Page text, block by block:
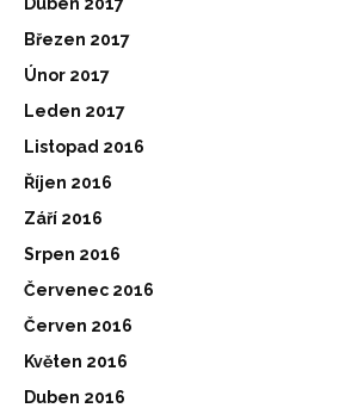
Březen 2017
Únor 2017
Leden 2017
Listopad 2016
Říjen 2016
Září 2016
Srpen 2016
Červenec 2016
Červen 2016
Květen 2016
Duben 2016